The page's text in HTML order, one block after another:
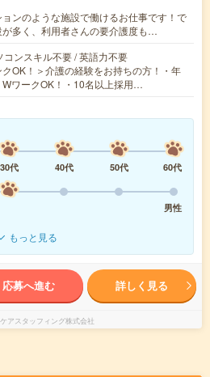
ンのような施設で働けるお仕事です！で
が多く、利用者さんの要介護度も…
コンスキル不要 / 英語力不要
クOK！＞介護の経験をお持ちの方！・年
ワークOK！・10名以上採用…
30代 40代 50代
60代
男性
もっと見る
応募へ進む 詳しく見る
ケアスタッフィング株式会社